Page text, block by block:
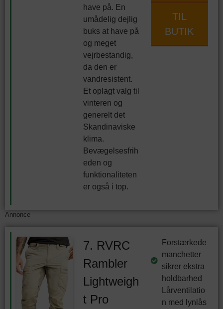
have på. En
umådelig dejlig
buks at have på
og meget
vejrbestandig,
da den er
vandresistent.
Et oplagt valg til
vinteren og
generelt det
Skandinaviske
klima.
Bevægelsesfrih
eden og
funktionaliteten
er også i top.
TIL
BUTIK
Annonce
7. RVRC
Rambler
Lightweigh
t Pro
Forstærkede
manchetter
sikrer ekstra
holdbarhed
Lårventilatio
n med lynlås